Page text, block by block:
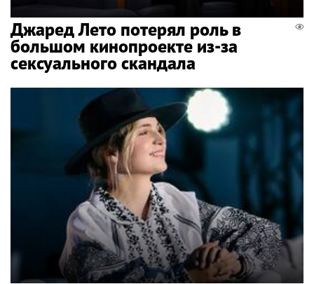
Джаред Лето потерял роль в
большом кинопроекте из-за
сексуального скандала